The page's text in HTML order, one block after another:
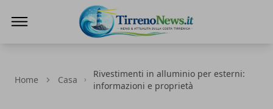
Home Casa
Rivestimenti in alluminio per esterni:
informazioni e proprietà